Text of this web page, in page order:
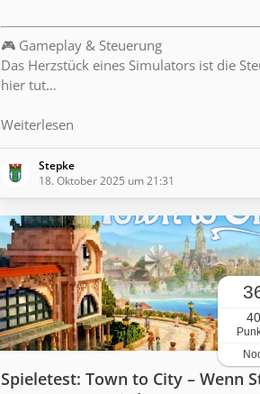
🎮 Gameplay & Steuerung
Das Herzstück eines Simulators ist die
hier tut…
Weiterlesen
Stepke
18. Oktober 2025 um 21:31
40
Spieletest: Town to City – Wenn